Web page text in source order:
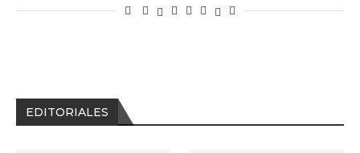
EDITORIALES